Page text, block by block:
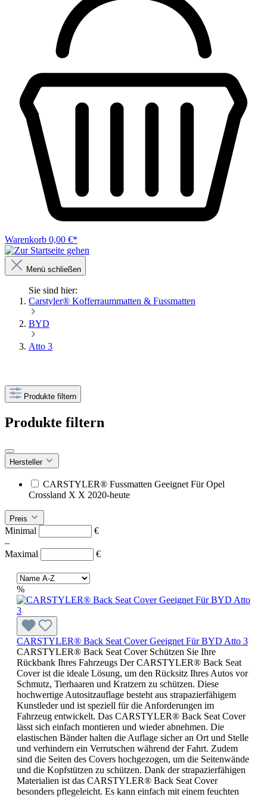
Warenkorb 0,00 €*
Menü schließen
Sie sind hier:
Carstyler® Kofferraummatten & Fussmatten
BYD
Atto 3
Produkte filtern
Produkte filtern
Hersteller
CARSTYLER® Fussmatten Geeignet Für Opel
Crossland X X 2020-heute
Preis
Minimal
€
–
Maximal
€
%
CARSTYLER® Back Seat Cover Geeignet Für BYD Atto 3
CARSTYLER® Back Seat Cover Schützen Sie Ihre
Rückbank Ihres Fahrzeugs Der CARSTYLER® Back Seat
Cover ist die ideale Lösung, um den Rücksitz Ihres Autos vor
Schmutz, Tierhaaren und Kratzern zu schützen. Diese
hochwertige Autositzauflage besteht aus strapazierfähigem
Kunstleder und ist speziell für die Anforderungen im
Fahrzeug entwickelt. Das CARSTYLER® Back Seat Cover
lässt sich einfach montieren und wieder abnehmen. Die
elastischen Bänder halten die Auflage sicher an Ort und Stelle
und verhindern ein Verrutschen während der Fahrt. Zudem
sind die Seiten des Covers hochgezogen, um die Seitenwände
und die Kopfstützen zu schützen. Dank der strapazierfähigen
Materialien ist das CARSTYLER® Back Seat Cover
besonders pflegeleicht. Es kann einfach mit einem feuchten